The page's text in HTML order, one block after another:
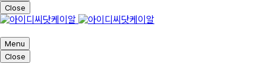
Close
Menu
Close